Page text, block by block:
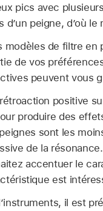
pics avec
d’un peigne, d’où le
modèles de filtre
de vos
peuvent vous
positive
produire des
sont les
de la
accentuer le
est
il est